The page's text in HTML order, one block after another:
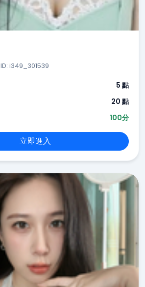
ID: i349_301539
5 點
20 點
100分
立即進入